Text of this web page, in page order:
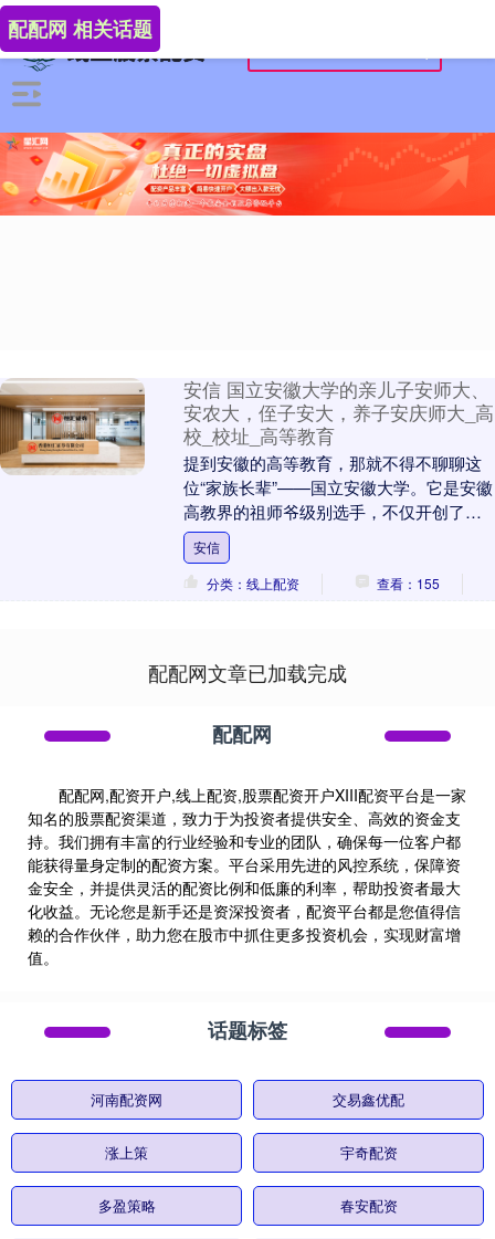
配配网 相关话题
安信 国立安徽大学的亲儿子安师大、
安农大，侄子安大，养子安庆师大_高
校_校址_高等教育
提到安徽的高等教育，那就不得不聊聊这
位“家族长辈”——国立安徽大学。它是安徽
高教界的祖师爷级别选手，不仅开创了安
徽高等教育的先河，还留下了一串“后代高
校”：亲儿....
安信
分类：线上配资
查看：155
配配网文章已加载完成
配配网
配配网,配资开户,线上配资,股票配资开户XIII‌配资平台是一家
知名的股票配资渠道，致力于为投资者提供安全、高效的资金支
持。我们拥有丰富的行业经验和专业的团队，确保每一位客户都
能获得量身定制的配资方案。平台采用先进的风控系统，保障资
金安全，并提供灵活的配资比例和低廉的利率，帮助投资者最大
化收益。无论您是新手还是资深投资者，配资平台都是您值得信
赖的合作伙伴，助力您在股市中抓住更多投资机会，实现财富增
值。
话题标签
河南配资网 交易鑫优配
涨上策 宇奇配资
多盈策略 春安配资